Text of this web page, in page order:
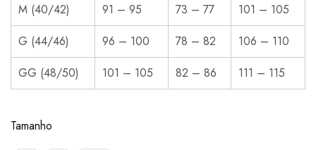
M (40/42)
91 – 95 73 – 77
101 – 105
G (44/46)
96 – 100 78 – 82
106 – 110
GG (48/50)
101 – 105 82 – 86 111 – 115
Tamanho